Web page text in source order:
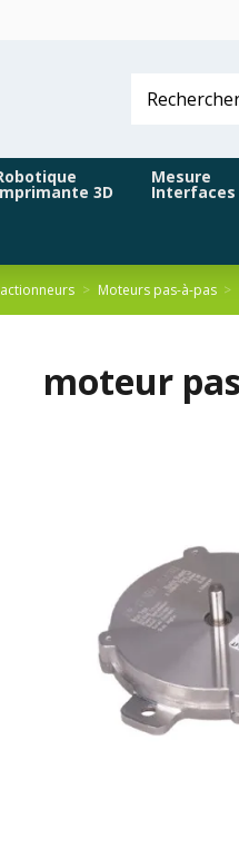
3D
Mesure
Interfaces
Moteurs pas-à-pas
moteur